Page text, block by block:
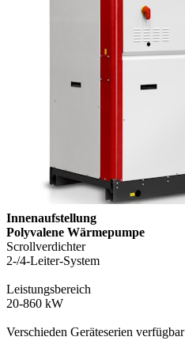
Innenaufstellung
Polyvalene Wärmepumpe
Scrollverdichter
2-/4-Leiter-System
Leistungsbereich
20-860 kW
Verschieden Geräteserien verfügbar